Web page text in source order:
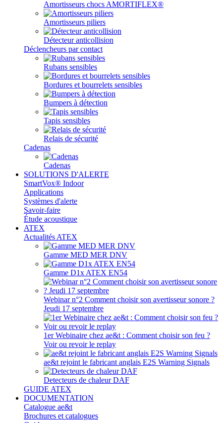
Amortisseurs chocs AMORTIFLEX®
Amortisseurs piliers
Détecteur anticollision
Déclencheurs par contact
Rubans sensibles
Bordures et bourrelets sensibles
Bumpers à détection
Tapis sensibles
Relais de sécurité
Cadenas
Cadenas
SOLUTIONS D'ALERTE
SmartVox® Indoor
Applications
Systèmes d'alerte
Savoir-faire
Étude acoustique
ATEX
Actualités ATEX
Gamme MED MER DNV
Gamme D1x ATEX EN54
Webinar n°2 Comment choisir son avertisseur sonore ?
Jeudi 17 septembre
1er Webinaire chez ae&t : Comment choisir son feu ?
Voir ou revoir le replay
ae&t rejoint le fabricant anglais E2S Warning Signals
Detecteurs de chaleur DAF
GUIDE ATEX
DOCUMENTATION
Catalogue ae&t
Brochures et catalogues